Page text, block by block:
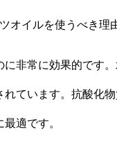
イルを使うべき理
非常に効果的です
ています。抗酸化
適です。